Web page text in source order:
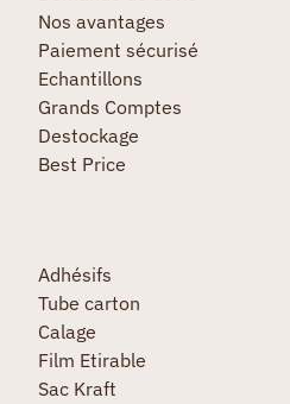
Nos avantages
Paiement sécurisé
Echantillons
Grands Comptes
Destockage
Best Price
Adhésifs
Tube carton
Calage
Film Etirable
Sac Kraft